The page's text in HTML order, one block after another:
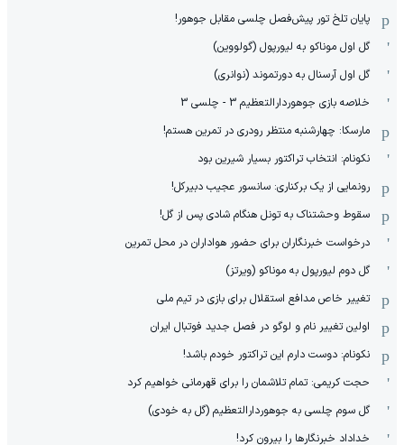
پایان تلخ تور پیش‌فصل چلسی مقابل جوهور!
گل اول موناکو به لیورپول (گولووین)
گل اول آرسنال به دورتموند (نوانری)
خلاصه بازی جوهوردارالتعظیم 3 - چلسی 3
مارسکا: چهارشنبه منتظر رودری در تمرین هستم!
نکونام: انتخاب تراکتور بسیار شیرین بود
رونمایی از یک برکناری: سانسور عجیب دبیرکل!
سقوط وحشتناک به تونل هنگام شادی پس از گل!
درخواست خبرنگاران برای حضور هواداران در محل تمرین
گل دوم لیورپول به موناکو (ویرتز)
تغییر خاص مدافع استقلال برای بازی در تیم ملی
اولین تغییر نام و لوگو در فصل جدید فوتبال ایران
نکونام: دوست دارم این تراکتور خودم باشد!
حجت کریمی: تمام تلاشمان را برای قهرمانی خواهیم کرد
گل سوم چلسی به جوهوردارالتعظیم (گل به خودی)
خداداد خبرنگارها را بیرون کرد!